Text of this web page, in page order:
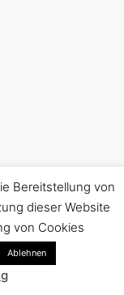
Bereitstellung von
dieser Website
von Cookies
Ablehnen